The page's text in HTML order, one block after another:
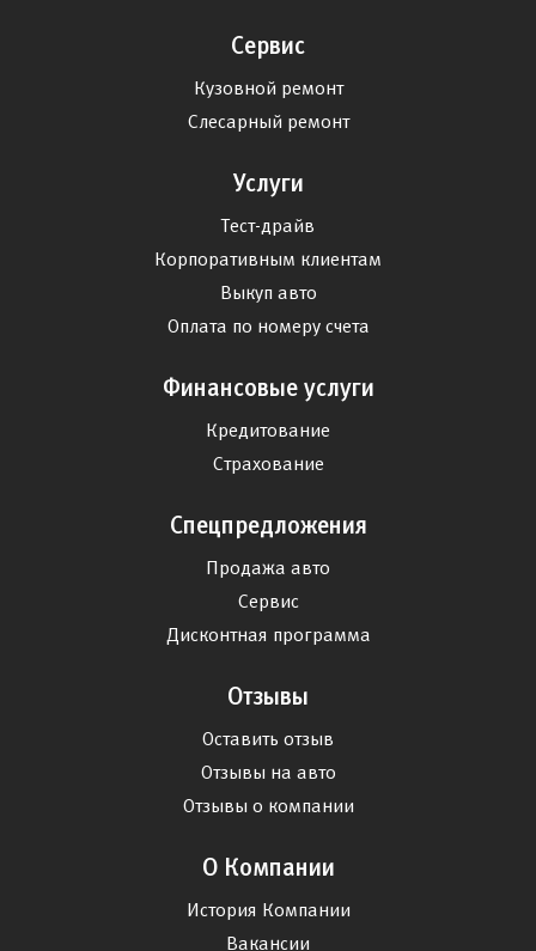
Сервис
Кузовной ремонт
Слесарный ремонт
Услуги
Тест-драйв
Корпоративным клиентам
Выкуп авто
Оплата по номеру счета
Финансовые услуги
Кредитование
Страхование
Спецпредложения
Продажа авто
Сервис
Дисконтная программа
Отзывы
Оставить отзыв
Отзывы на авто
Отзывы о компании
О Компании
История Компании
Вакансии